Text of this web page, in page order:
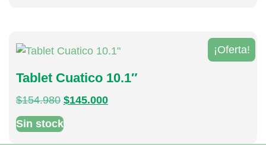
¡Oferta!
Tablet Cuatico 10.1″
$154.980 $145.000
Sin stock